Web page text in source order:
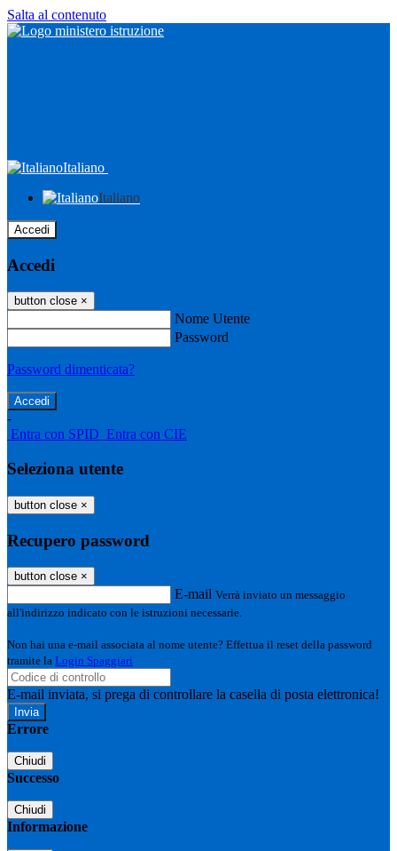
Salta al contenuto
Italiano
Italiano
Accedi
Accedi
button close ×
Nome Utente
Password
Password dimenticata?
-
Entra con SPID Entra con CIE
Seleziona utente
button close ×
Recupero password
button close ×
E-mail Verrà inviato un messaggio
all'indirizzo indicato con le istruzioni necessarie.
Non hai una e-mail associata al nome utente? Effettua il reset della password
tramite la Login Spaggiari
E-mail inviata, si prega di controllare la casella di posta elettronica!
Errore
Chiudi
Successo
Chiudi
Informazione